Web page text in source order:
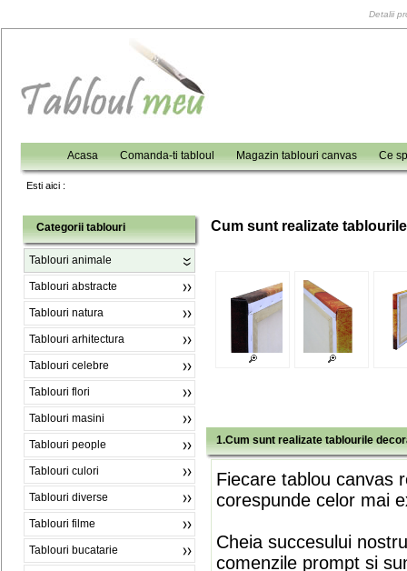
Detalii
Acasa Comanda-ti tabloul Magazin tablouri canvas Ce
Esti aici :
Categorii tablouri
Tablouri animale
Tablouri abstracte
Tablouri natura
Tablouri arhitectura
Tablouri celebre
Tablouri flori
Tablouri masini
Tablouri people
Tablouri culori
Tablouri diverse
Tablouri filme
Tablouri bucatarie
Cum sunt realizate
1.Cum sunt realizate tablourile
Fiecare tablou canvas
corespunde celor mai
Cheia succesului
comenzile prompt si